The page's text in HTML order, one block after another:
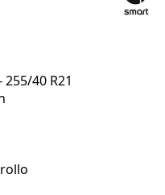
40 R21